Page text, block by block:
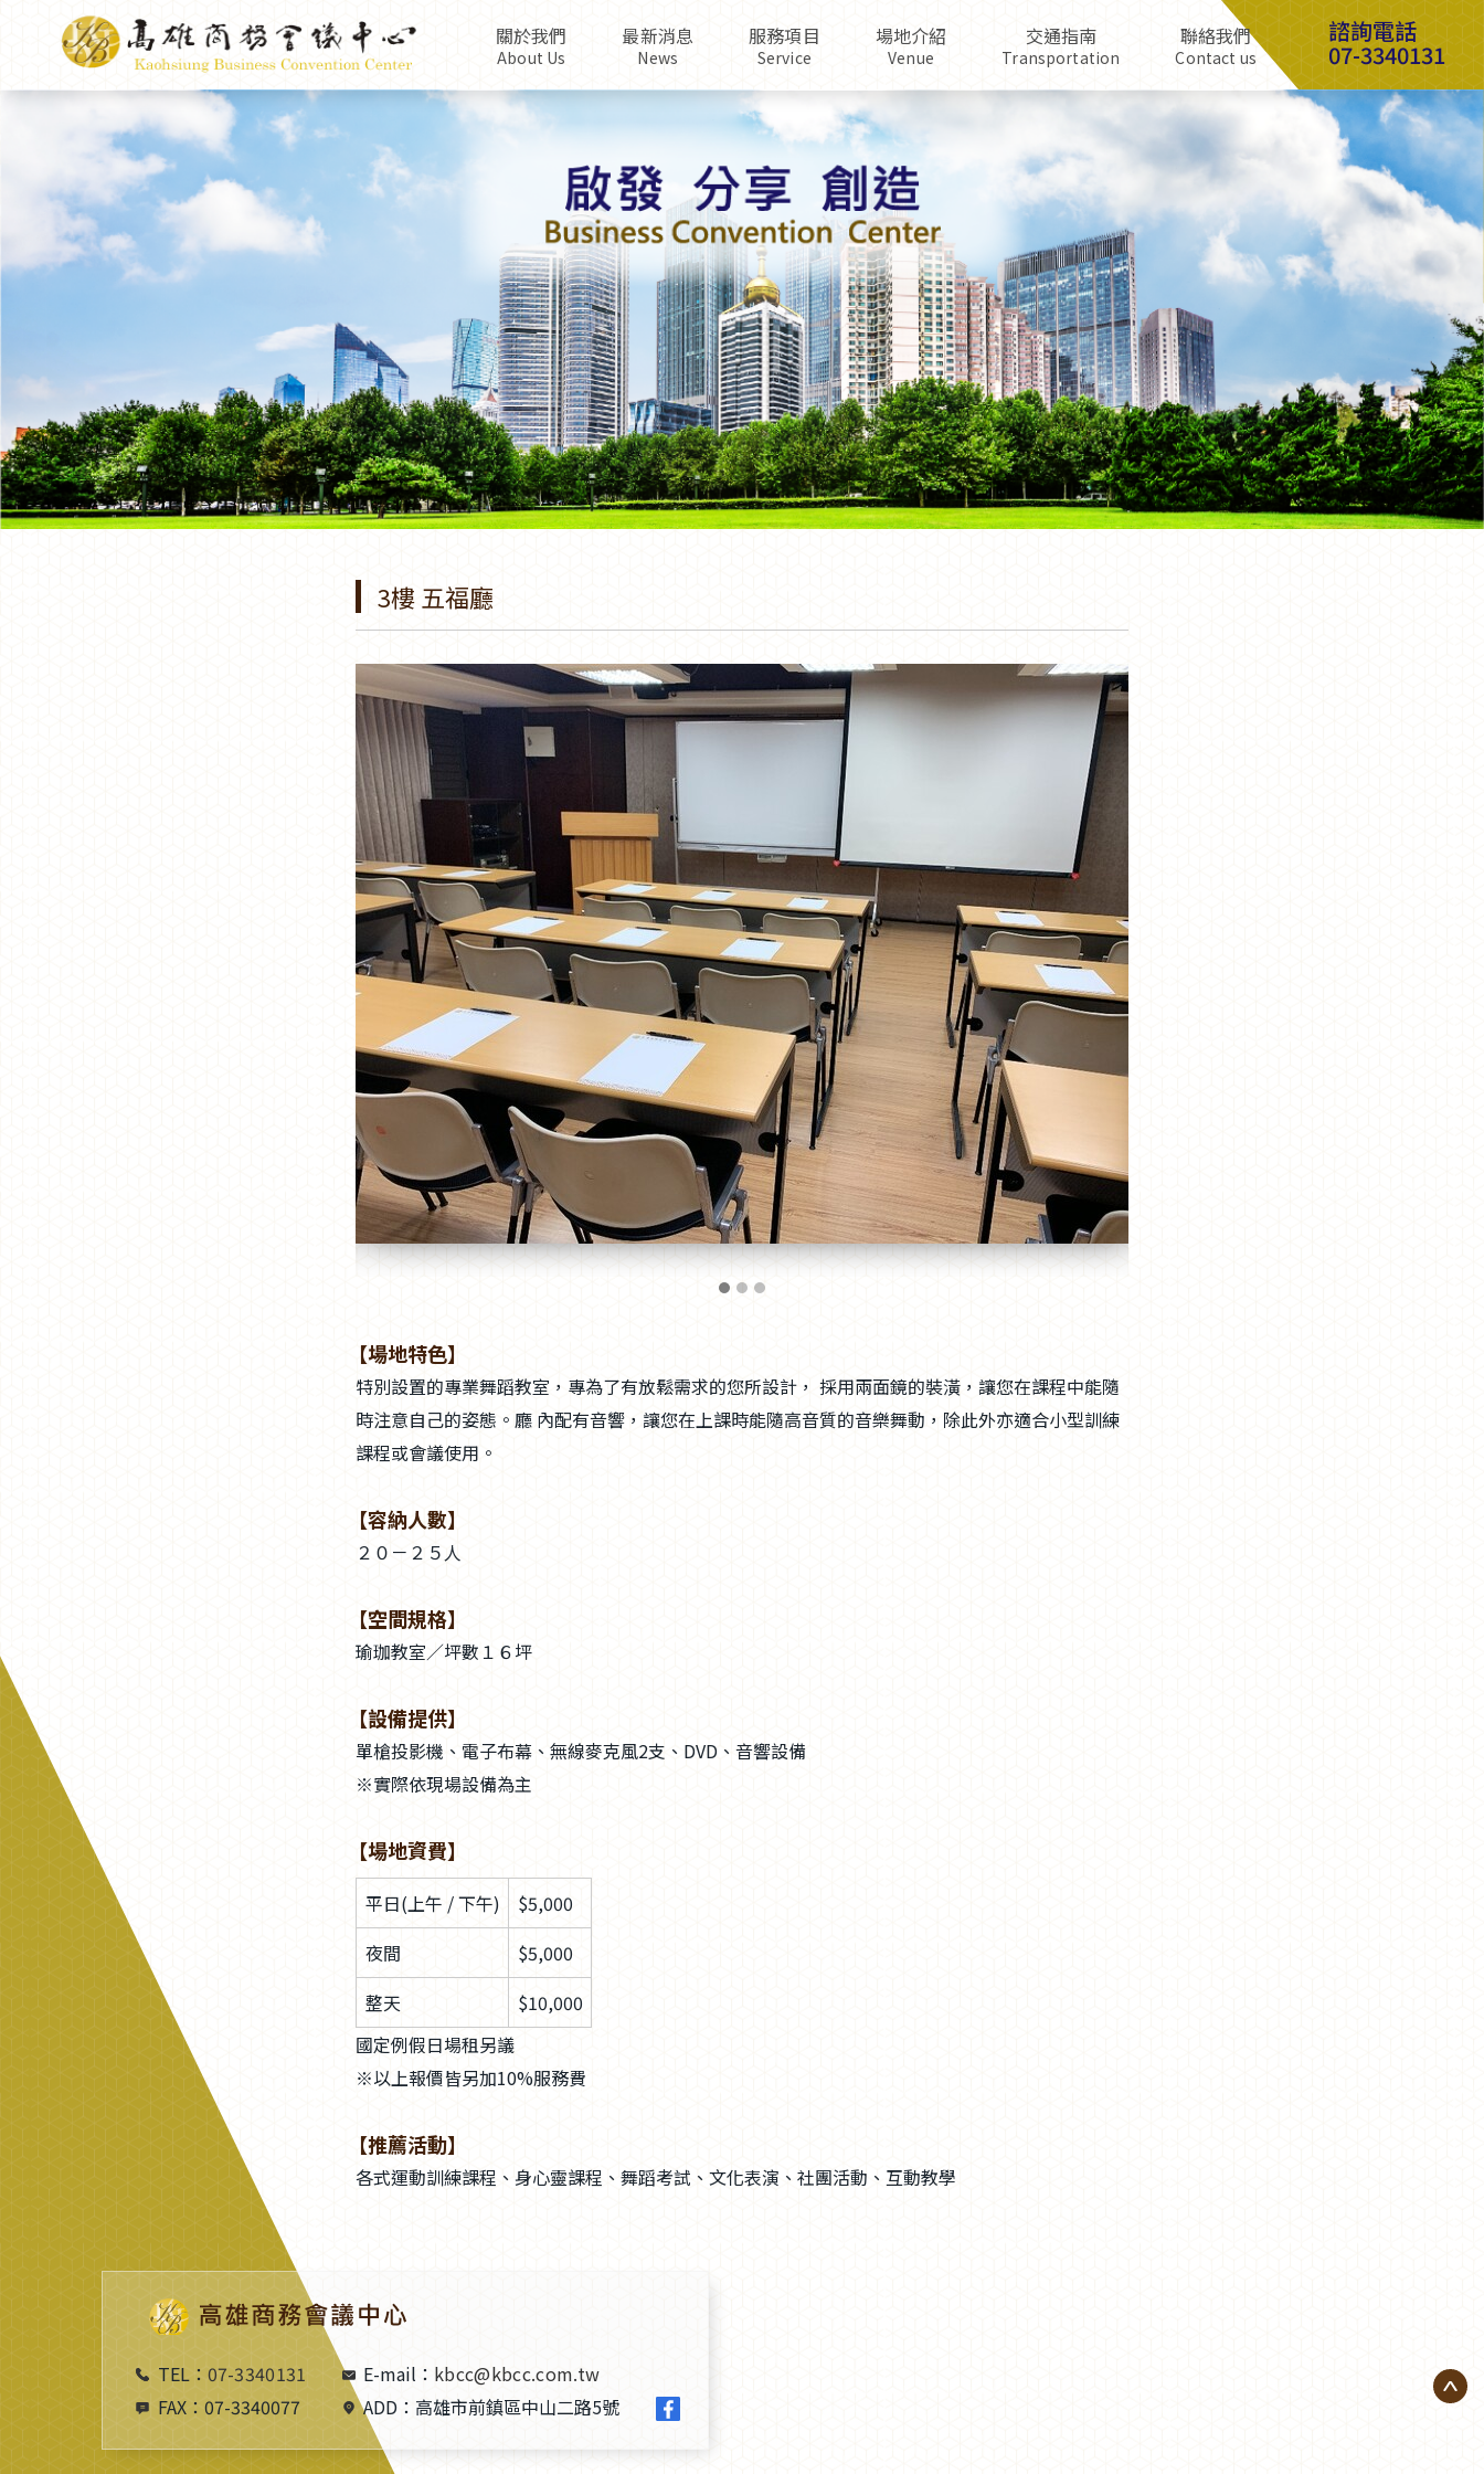
諮詢電話
07-3340131
關於我們
About Us
最新消息
News
服務項目
Service
場地介紹
Venue
交通指南
Transportation
聯絡我們
Contact us
3樓 五福廳
【場地特色】
特別設置的專業舞蹈教室，專為了有放鬆需求的您所設計， 採用兩面鏡的裝潢，讓您在課程中能隨
時注意自己的姿態。廳 內配有音響，讓您在上課時能隨高音質的音樂舞動，除此外亦適合小型訓練
課程或會議使用。
【容納人數】
２０－２５人
【空間規格】
瑜珈教室／坪數１６坪
【設備提供】
單槍投影機、電子布幕、無線麥克風2支、DVD、音響設備
※實際依現場設備為主
【場地資費】
平日(上午 / 下午)
$5,000
夜間
$5,000
整天
$10,000
國定例假日場租另議
※以上報價皆另加10%服務費
【推薦活動】
各式運動訓練課程、身心靈課程、舞蹈考試、文化表演、社團活動、互動教學
TEL： 07-3340131 E-mail： kbcc@kbcc.com.tw
FAX： 07-3340077 ADD： 高雄市前鎮區中山二路5號